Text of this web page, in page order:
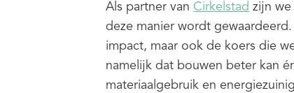
Als partner van Cirkelstad zijn
deze manier wordt
impact, maar ook de koers die
namelijk dat bouwen beter kan
materiaalgebruik en